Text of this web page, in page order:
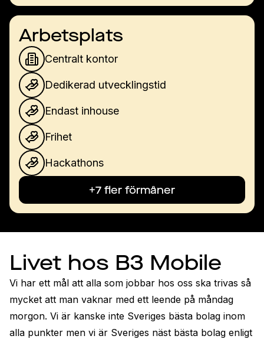
Arbetsplats
Centralt kontor
Dedikerad utvecklingstid
Endast inhouse
Frihet
Hackathons
+7 fler förmåner
Livet hos B3 Mobile
Vi har ett mål att alla som jobbar hos oss ska trivas så
mycket att man vaknar med ett leende på måndag
morgon. Vi är kanske inte Sveriges bästa bolag inom
alla punkter men vi är Sveriges näst bästa bolag enligt